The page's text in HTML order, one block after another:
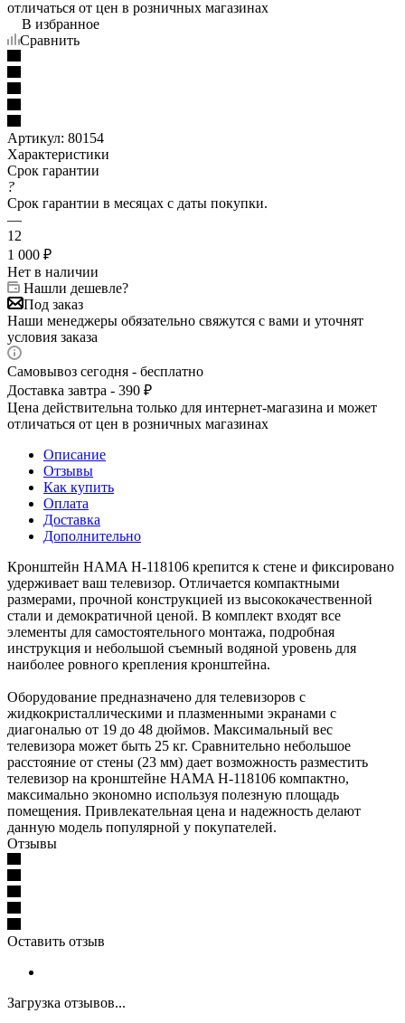
отличаться от цен в розничных магазинах
В избранное
Сравнить
Артикул: 80154
Характеристики
Срок гарантии
?
Срок гарантии в месяцах с даты покупки.
—
12
1 000 ₽
Нет в наличии
Нашли дешевле?
Под заказ
Наши менеджеры обязательно свяжутся с вами и уточнят
условия заказа
Самовывоз сегодня - бесплатно
Доставка завтра - 390 ₽
Цена действительна только для интернет-магазина и может
отличаться от цен в розничных магазинах
Описание
Отзывы
Как купить
Оплата
Доставка
Дополнительно
Кронштейн HAMA H-118106 крепится к стене и фиксировано
удерживает ваш телевизор. Отличается компактными
размерами, прочной конструкцией из высококачественной
стали и демократичной ценой. В комплект входят все
элементы для самостоятельного монтажа, подробная
инструкция и небольшой съемный водяной уровень для
наиболее ровного крепления кронштейна.
Оборудование предназначено для телевизоров с
жидкокристаллическими и плазменными экранами с
диагональю от 19 до 48 дюймов. Максимальный вес
телевизора может быть 25 кг. Сравнительно небольшое
расстояние от стены (23 мм) дает возможность разместить
телевизор на кронштейне HAMA H-118106 компактно,
максимально экономно используя полезную площадь
помещения. Привлекательная цена и надежность делают
данную модель популярной у покупателей.
Отзывы
Оставить отзыв
Загрузка отзывов...